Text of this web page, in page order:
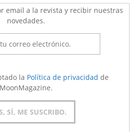
email a la revista y recibir nuestras
novedades.
la Política de privacidad de
MoonMagazine.